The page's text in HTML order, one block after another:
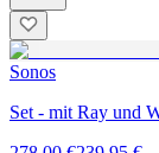
Sonos
Set - mit Ray und